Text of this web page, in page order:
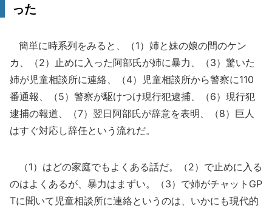
った
簡単に時系列をみると、（1）姉と妹の娘の間のケン
カ、（2）止めに入った阿部氏が姉に暴力、（3）驚いた
姉が児童相談所に連絡、（4）児童相談所から警察に110
番通報、（5）警察が駆けつけ現行犯逮捕、（6）現行犯
逮捕の報道、（7）翌日阿部氏が辞意を表明、（8）巨人
はすぐ対応し辞任という流れだ。
（1）はどの家庭でもよくある話だ。（2）で止めに入る
のはよくあるが、暴力はまずい。（3）で姉がチャットGP
Tに聞いて児童相談所に連絡というのは、いかにも現代的